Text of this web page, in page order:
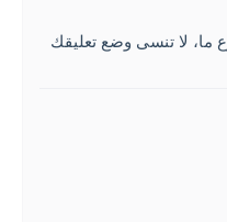
ما، لا تنسى وضع تعليقك